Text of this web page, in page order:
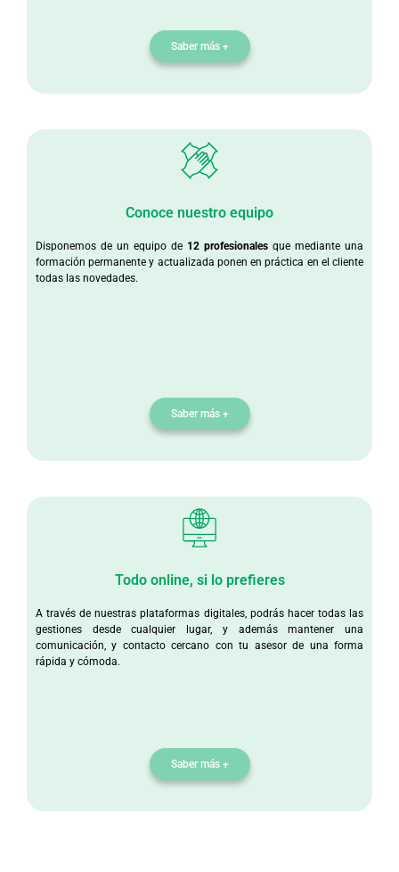
Saber más +
Conoce nuestro equipo
Disponemos de un equipo de 12 profesionales que mediante una
formación permanente y actualizada ponen en práctica en el cliente
todas las novedades.
Saber más +
Todo online, si lo prefieres
A través de nuestras plataformas digitales, podrás hacer todas las
gestiones desde cualquier lugar, y además mantener una
comunicación, y contacto cercano con tu asesor de una forma
rápida y cómoda.
Saber más +